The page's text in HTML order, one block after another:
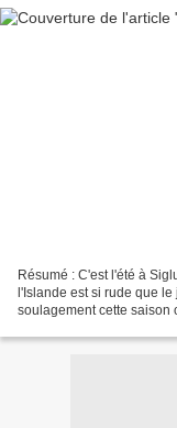
Résumé : C'est l'été à
l'Islande est si rude que
soulagement cette saison